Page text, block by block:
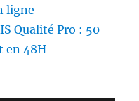
ligne
Qualité Pro : 50
en 48H